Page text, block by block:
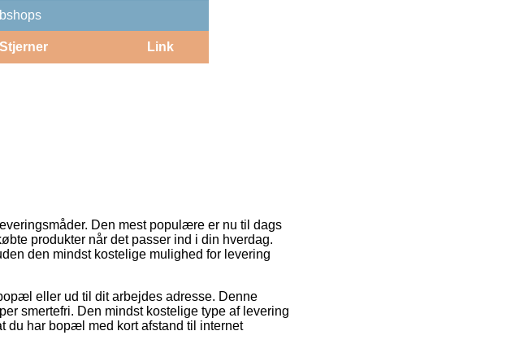
Stjerner Link
Den mest populære er nu til dags
produkter når det passer ind i din hverdag.
den mindst kostelige mulighed for levering
eller ud til dit arbejdes adresse. Denne
smertefri. Den mindst kostelige type af levering
du har bopæl med kort afstand til internet